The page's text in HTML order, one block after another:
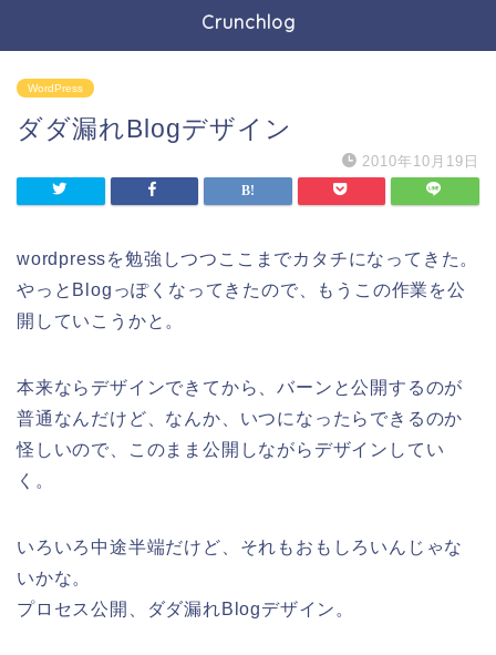
Crunchlog
WordPress
ダダ漏れBlogデザイン
2010年10月19日
wordpressを勉強しつつここまでカタチになってきた。
やっとBlogっぽくなってきたので、もうこの作業を公
開していこうかと。
本来ならデザインできてから、バーンと公開するのが
普通なんだけど、なんか、いつになったらできるのか
怪しいので、このまま公開しながらデザインしてい
く。
いろいろ中途半端だけど、それもおもしろいんじゃな
いかな。
プロセス公開、ダダ漏れBlogデザイン。